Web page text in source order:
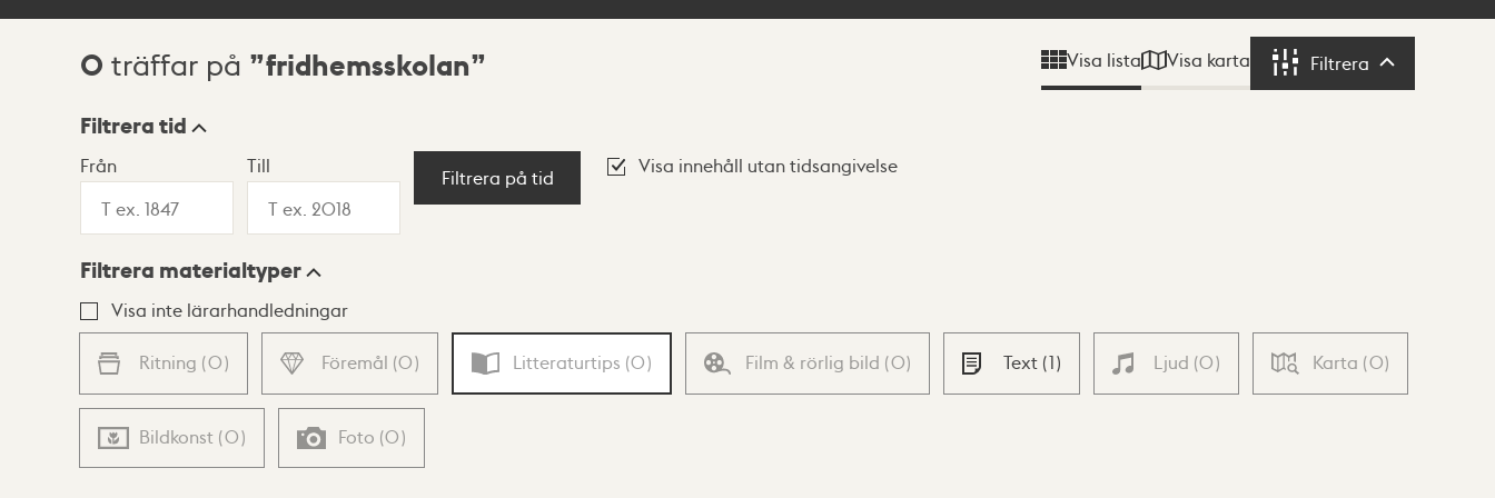
Sökresultat
0 träffar på fridhemsskolan Visa lista Visa karta Filtrera Filtrera
Visningsläge
Lista Karta
Filtrera tid
Från Till
Filtrera på tid
Visa innehåll utan tidsangivelse
Filtrera materialtyper
Visa inte lärarhandledningar
Ritning (0) Föremål (0) Litteraturtips (0) Film & rörlig bild (0) Text (1) Ljud (0) Karta (0)
Bildkonst (0) Foto (0)